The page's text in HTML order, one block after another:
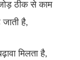
ठीक से काम
है,
मिलता है,